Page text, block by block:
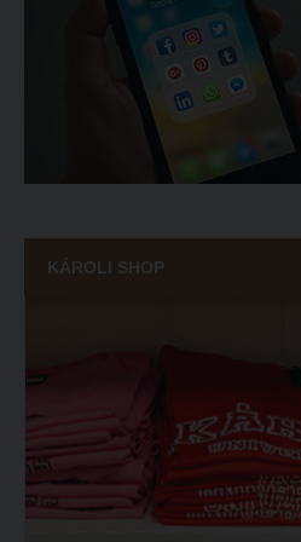
KÁROLI SHOP